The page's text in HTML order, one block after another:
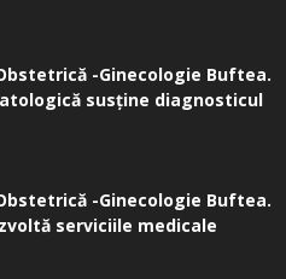
-Ginecologie Buftea.
susţine diagnosticul
-Ginecologie Buftea.
serviciile medicale